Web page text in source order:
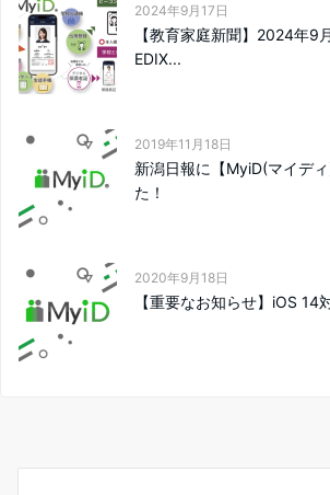
2024年9月17日
【教育家庭新聞】2024年
EDIX...
2019年11月18日
新潟日報に【MyiD(マイデ
た！
2020年9月18日
【重要なお知らせ】iOS 14